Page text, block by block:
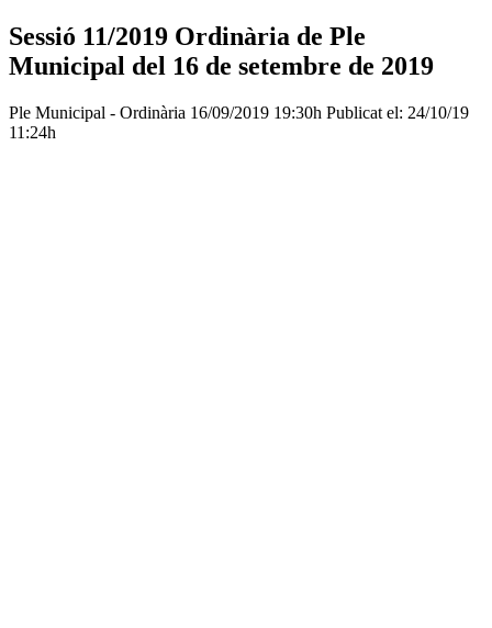
Sessió 11/2019 Ordinària de Ple
Municipal del 16 de setembre de 2019
Ple Municipal - Ordinària 16/09/2019 19:30h Publicat el: 24/10/19
11:24h